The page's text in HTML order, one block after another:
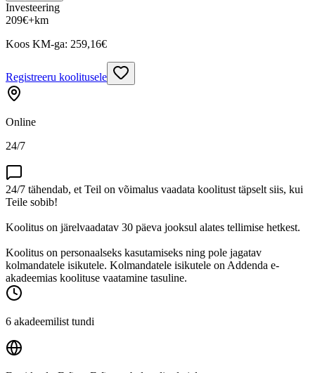
Investeering
209€+km
Koos KM-ga: 259,16€
Registreeru koolitusele
Online
24/7
24/7 tähendab, et Teil on võimalus vaadata koolitust täpselt siis, kui
Teile sobib!
Koolitus on järelvaadatav 30 päeva jooksul alates tellimise hetkest.
Koolitus on personaalseks kasutamiseks ning pole jagatav
kolmandatele isikutele. Kolmandatele isikutele on Addenda e-
akadeemias koolituse vaatamine tasuline.
6 akadeemilist tundi